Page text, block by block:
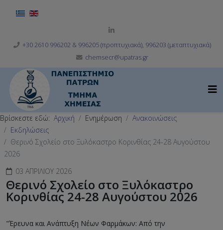
Επιλέξτε τη γλώσσα σας
+30 2610 996202 & 996205 (προπτυχιακά), 996203 (μεταπτυχιακά)
chemsecr@upatras.gr
Βρίσκεστε εδώ: Αρχική Ενημέρωση
Ανακοινώσεις
Εκδηλώσεις
Θερινό Σχολείο στο Ξυλόκαστρο Κορινθίας 24-28 Αυγούστου
2026
03 ΑΠΡΙΛΊΟΥ 2026
Θερινό Σχολείο στο Ξυλόκαστρο
Κορινθίας 24-28 Αυγούστου 2026
"Έρευνα και Ανάπτυξη Νέων Φαρμάκων: Από την